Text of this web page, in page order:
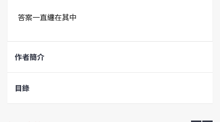
答案一直纏在其中
作者簡介
目錄